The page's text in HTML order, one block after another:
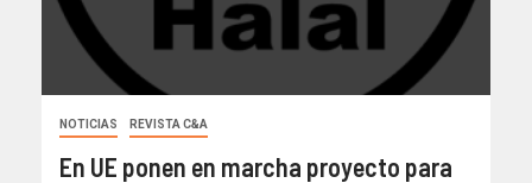
NOTICIAS REVISTA C&A
En UE ponen en marcha proyecto para